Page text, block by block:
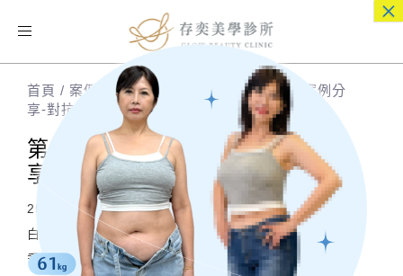
Toggle
首頁 / 案例分享/第三代海芙音波拉提|網紅案例分
享-對抗地心引力恢復青春緊實度
第三代海芙音波拉提|網紅案例分
享-對抗地心引力恢復青春緊實度
25歲以後，身體新陳代謝變慢，隨著年齡增長，膠原蛋
白日漸流失。更因為地心引力的關係，臉部肌膚鬆弛下
垂，甚至出現嘴邊肉，顯得沒有精神又有老態。就讓活
×